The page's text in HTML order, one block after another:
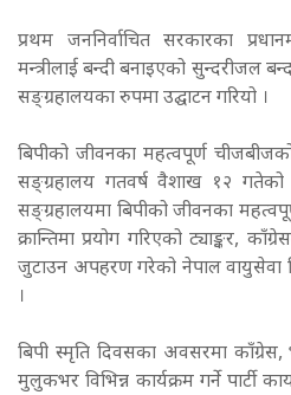
प्रथम जननिर्वाचित सरकारका
मन्त्रीलाई बन्दी बनाइएको सुन्दरीजल
सङ्ग्रहालयका रुपमा उद्घाटन गरियो ।
बिपीको जीवनका महत्वपूर्ण
सङ्ग्रहालय गतवर्ष वैशाख १२
सङ्ग्रहालयमा बिपीको जीवनका
क्रान्तिमा प्रयोग गरिएको ट्याङ्कर,
जुटाउन अपहरण गरेको नेपाल वायुसेवा
।
बिपी स्मृति दिवसका अवसरमा
मुलुकभर विभिन्न कार्यक्रम गर्ने पार्टी